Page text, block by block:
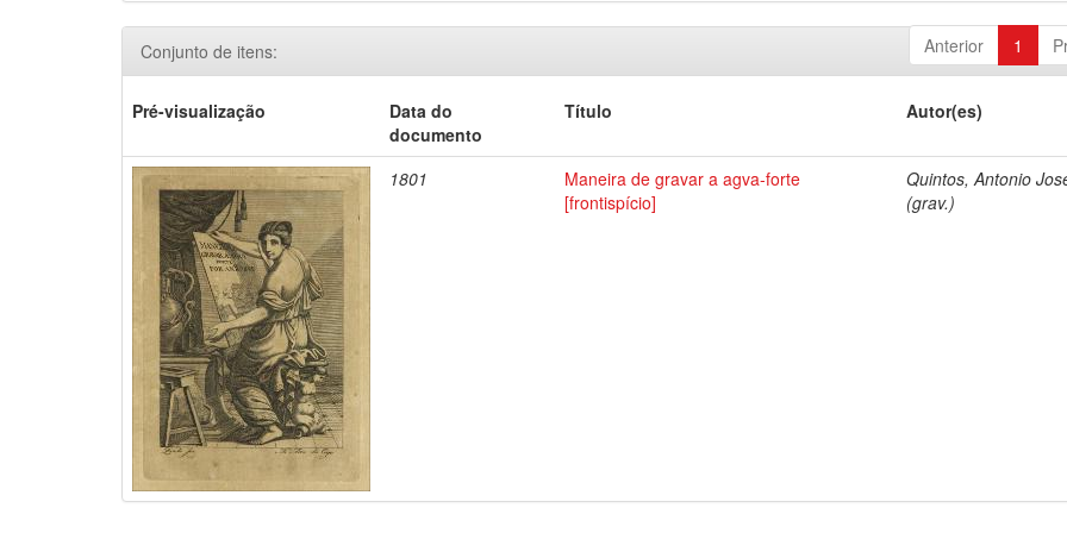
Anterior 1
Conjunto de itens:
Pré-visualização
Data do
documento
Título Autor(es)
1801
Maneira de gravar a agva-forte
[frontispício]
Quintos, Antonio
(grav.)